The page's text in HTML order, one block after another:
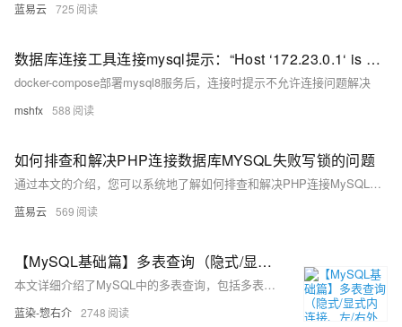
蓝易云 725
数据库连接工具连接mysql提示：“Host ‘172.23.0.1‘ is not allowed to connect to this MySQL server“
docker-compose部署mysql8服务后，连接时提示不允许连接问题解决
mshfx 588
如何排查和解决PHP连接数据库MYSQL失败写锁的问题
通过本文的介绍，您可以系统地了解如何排查和解决PHP连接MySQL数据库失败及写锁问题。通过检查配置、确保服务启动、调整防火墙设置和用户权限，以及识别和解决长时间运行的事务和死锁问题，可以有效地保障应用的稳定运行。
蓝易云 569
【MySQL基础篇】多表查询（隐式/显式内连接、左/右外连接、自连接查询、联合查询、标量/列/行/表子查询）
本文详细介绍了MySQL中的多表查询，包括多表关系、隐式/显式内连接、左/右外连接、自连接查询、联合查询、标量/列/行/表子查询及其实现方式，一文全面读懂多表联查！
蓝染-惣右介 2748